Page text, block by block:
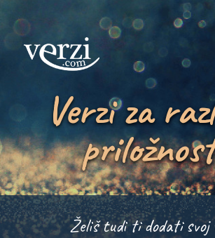
Verzi za
Želiš tudi ti dodati svoj